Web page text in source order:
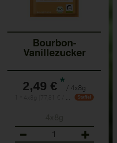
Bourbon-
Vanillezucker
2,49 € * / 4x8g
Staffel